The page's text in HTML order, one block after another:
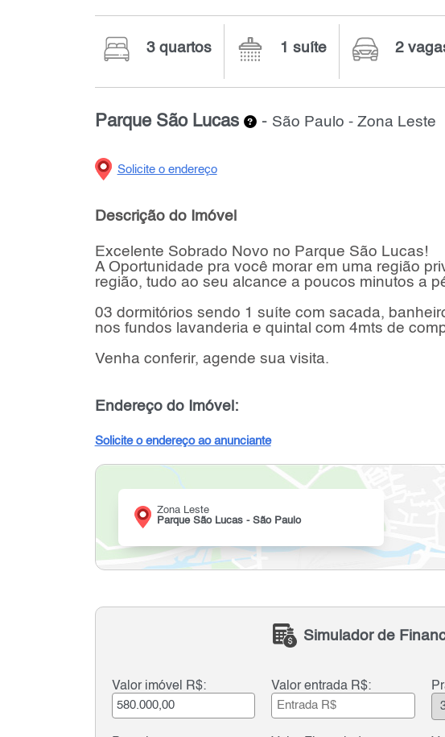
3 quartos 1 suíte 2
Parque São Lucas - São Paulo - Zona Leste
Solicite o endereço
Descrição do Imóvel
Excelente Sobrado Novo no Parque São Lucas!
A Oportunidade pra você morar em uma região
região, tudo ao seu alcance a poucos minutos a
03 dormitórios sendo 1 suíte com sacada,
nos fundos lavanderia e quintal com 4mts de
Venha conferir, agende sua visita.
Endereço do Imóvel:
Solicite o endereço ao anunciante
Zona Leste
Parque São Lucas - São Paulo
Simulador de
Valor imóvel R$: Valor entrada R$: